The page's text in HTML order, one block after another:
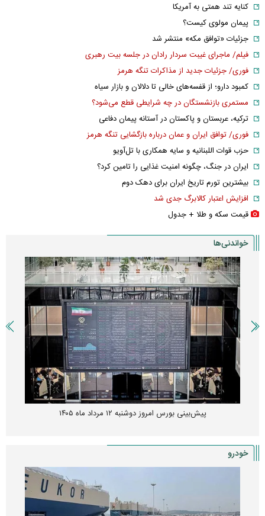
کنایه تند همتی به آمریکا
پیمان مولوی کیست؟
جزئیات «توافق مکه» منتشر شد
فیلم/ ماجرای غیبت سردار رادان در جلسه بیت رهبری
فوری/ جزئیات جدید از مذاکرات تنگه هرمز
کمبود دارو؛ از قفسه‌های خالی تا دلالان و بازار سیاه
مستمری بازنشستگان در چه شرایطی قطع می‌شود؟
ترکیه، عربستان و پاکستان در آستانه پیمان دفاعی
فوری/ توافق ایران و عمان درباره بازگشایی تنگه هرمز
حزب قوات اللبنانیه و سایه همکاری با تل‌آویو
ایران در جنگ، چگونه امنیت غذایی را تامین کرد؟
بیشترین تورم تاریخ ایران برای دهک دوم
افزایش اعتبار کالابرگ جدی شد
قیمت سکه و طلا + جدول
خواندنی‌ها
پیش‌بینی بورس امروز دوشنبه ۱۲ مرداد ماه ۱۴۰۵
خودرو